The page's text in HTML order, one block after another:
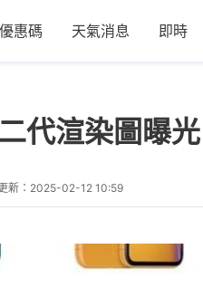
惠碼 天氣消息 即時
代渲染圖曝
新： 2025-02-12 10:59